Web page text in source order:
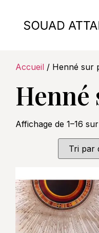
Accueil / Henné sur
Henné
Affichage de 1–16